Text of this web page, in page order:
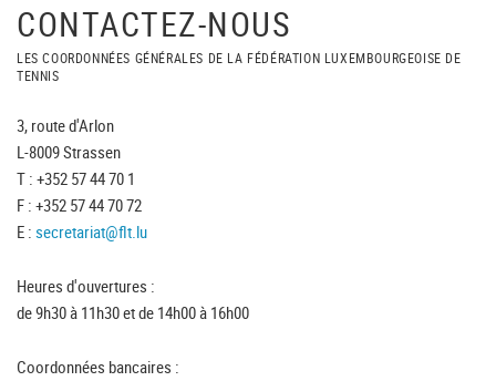
CONTACTEZ-NOUS
LES COORDONNÉES GÉNÉRALES DE LA FÉDÉRATION LUXEMBOURGEOISE DE
TENNIS
3, route d'Arlon
L-8009 Strassen
T : +352 57 44 70 1
F : +352 57 44 70 72
E : secretariat@flt.lu
Heures d'ouvertures :
de 9h30 à 11h30 et de 14h00 à 16h00
Coordonnées bancaires :